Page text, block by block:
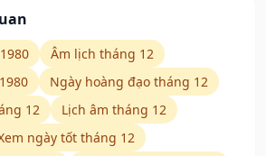
Âm lịch tháng 12
Ngày hoàng đạo tháng 12
12
Lịch âm tháng 12
ngày tốt tháng 12